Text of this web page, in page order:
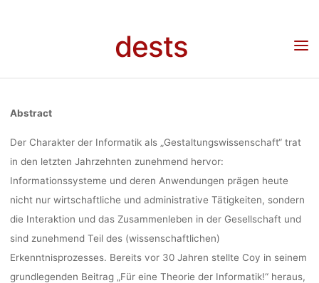
dests
WORKSHOP
INFORMATIK
AM 27.9.2022
IN HAMBURG
Call for Papers: Ganztägiger Workshop an der INFORMATIK am
Abstract
Der Charakter der Informatik als „Gestaltungswissenschaft“ trat
in den letzten Jahrzehnten zunehmend hervor:
Informationssysteme und deren Anwendungen prägen heute
nicht nur wirtschaftliche und administrative Tätigkeiten, sondern
die Interaktion und das Zusammenleben in der Gesellschaft und
sind zunehmend Teil des (wissenschaftlichen)
Erkenntnisprozesses. Bereits vor 30 Jahren stellte Coy in seinem
grundlegenden Beitrag „Für eine Theorie der Informatik!“ heraus,